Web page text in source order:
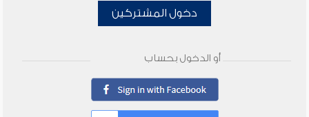
دخول المشتركين
أو الدخول بحساب